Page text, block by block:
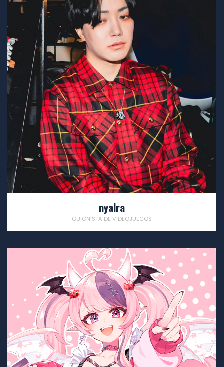
nyalra
GUIONISTA DE VIDEOJUEGOS